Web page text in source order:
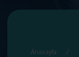
Anasayfa